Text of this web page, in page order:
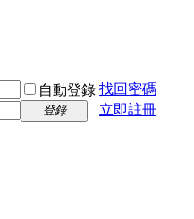
自動登錄 找回密碼
登錄 立即註冊